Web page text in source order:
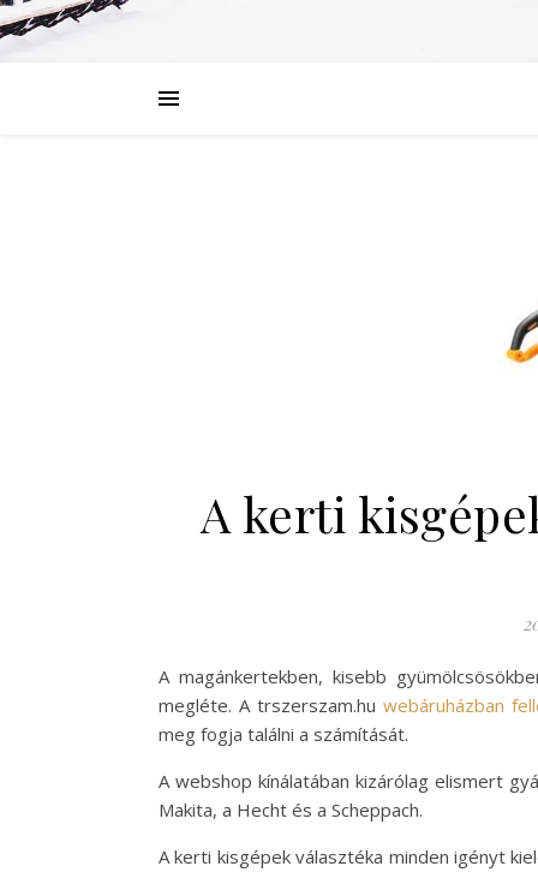
A kerti
A magánkertekben, kisebb
megléte. A trszerszam.huwebáruházban
meg fogja találni a számítását.
A webshop kínálatában kizárólag elismert
Makita, a Hecht és a Scheppach.
A kerti kisgépek választéka minden igényt